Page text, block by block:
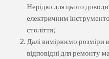
Нерідко для цього
електричним
століття;
Далі вимірюємо розміри
відповідні для ремонту